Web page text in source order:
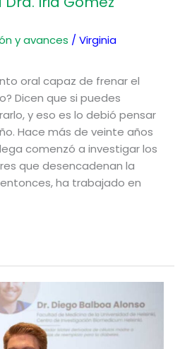
y avances /Virginia
oral capaz de frenar el
Dicen que si puedes
y eso es lo debió pensar
Hace más de veinte años
comenzó a investigar los
que desencadenan la
ha trabajado en